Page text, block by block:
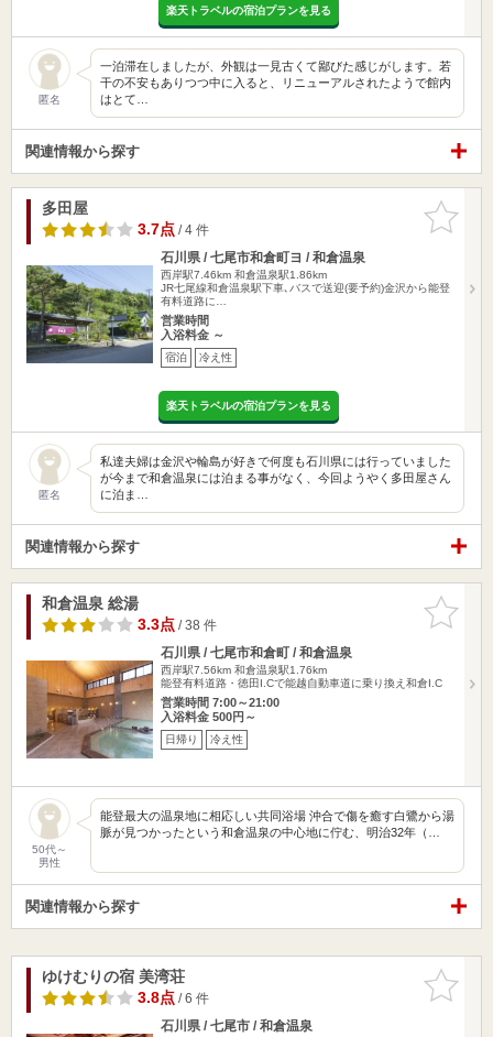
楽天トラベルの宿泊プランを見る
匿名
一泊滞在しましたが、外観は一見古くて鄙びた感じがします。若
干の不安もありつつ中に入ると、リニューアルされたようで館内
はとて…
関連情報から探す
お気に入
りに追加
多田屋
3.7点/ 4 件
石川県 / 七尾市和倉町ヨ / 和倉温泉
西岸駅7.46km 和倉温泉駅1.86km
JR七尾線和倉温泉駅下車､バスで送迎(要予約)金沢から能登
有料道路に…
営業時間
入浴料金 ～
宿泊 冷え性
楽天トラベルの宿泊プランを見る
匿名
私達夫婦は金沢や輪島が好きで何度も石川県には行っていました
が今まで和倉温泉には泊まる事がなく、今回ようやく多田屋さん
に泊ま…
関連情報から探す
お気に入
りに追加
和倉温泉 総湯
3.3点/ 38 件
石川県 / 七尾市和倉町 / 和倉温泉
西岸駅7.56km 和倉温泉駅1.76km
能登有料道路・徳田I.Cで能越自動車道に乗り換え和倉I.C
営業時間 7:00～21:00
入浴料金 500円～
日帰り 冷え性
50代～
男性
能登最大の温泉地に相応しい共同浴場 沖合で傷を癒す白鷺から湯
脈が見つかったという和倉温泉の中心地に佇む、明治32年（…
関連情報から探す
お気に入
りに追加
ゆけむりの宿 美湾荘
3.8点/ 6 件
石川県 / 七尾市 / 和倉温泉